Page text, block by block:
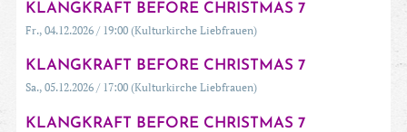
KLANGKRAFT BEFORE CHRISTMAS 7
Fr., 04.12.2026 / 19:00 (Kulturkirche Liebfrauen)
KLANGKRAFT BEFORE CHRISTMAS 7
Sa., 05.12.2026 / 17:00 (Kulturkirche Liebfrauen)
KLANGKRAFT BEFORE CHRISTMAS 7